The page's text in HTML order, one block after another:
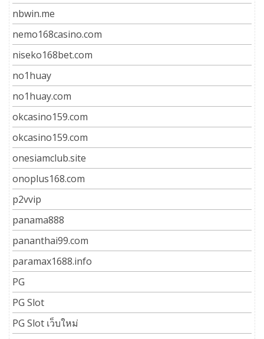
nbwin.me
nemo168casino.com
niseko168bet.com
no1huay
no1huay.com
okcasino159.com
okcasino159.com
onesiamclub.site
onoplus168.com
p2vvip
panama888
pananthai99.com
paramax1688.info
PG
PG Slot
PG Slot เว็บใหม่